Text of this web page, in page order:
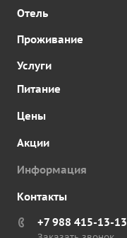
Отель
Проживание
Услуги
Питание
Цены
Акции
Информация
Контакты
+7 988 415-13-13